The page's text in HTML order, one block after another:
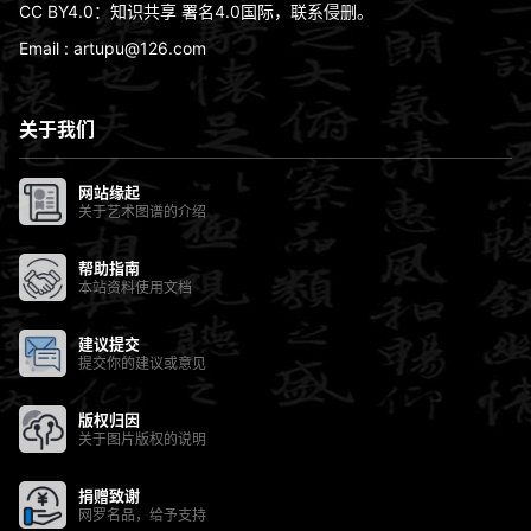
CC BY4.0：知识共享 署名4.0国际，联系侵删。
Email : artupu@126.com
关于我们
网站缘起
关于艺术图谱的介绍
帮助指南
本站资料使用文档
建议提交
提交你的建议或意见
版权归因
关于图片版权的说明
捐赠致谢
网罗名品，给予支持